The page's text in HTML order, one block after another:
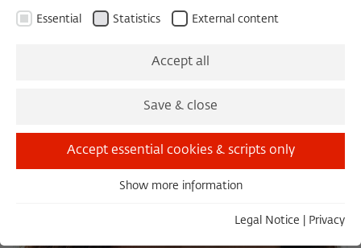
Essential Statistics External content
Accept all
Save & close
Accept essential cookies & scripts only
Essential cookies are needed for basic functionality. This
Show more information
Legal Notice Privacy